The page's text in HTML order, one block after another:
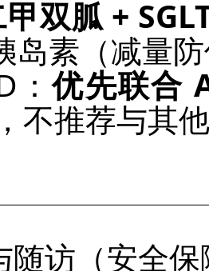
双胍 +
岛素（减量
：优先联合
，不推荐与其
随访（安全